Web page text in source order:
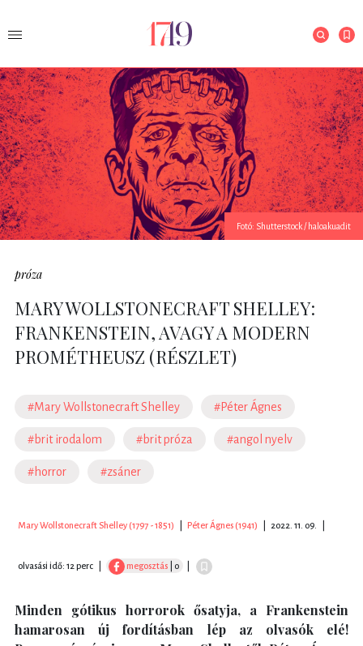
Fotó: Shutterstock / haloakuadit
próza
MARY WOLLSTONECRAFT SHELLEY:
FRANKENSTEIN, AVAGY A MODERN
PROMÉTHEUSZ (RÉSZLET)
#Mary Wollstonecraft Shelley #Péter Ágnes
#brit irodalom #brit próza #angol nyelv
#horror #zsáner
Mary Wollstonecraft Shelley (1797 - 1851) Péter Ágnes (1941) 2022. 11. 09.
olvasási idő: 12 perc megosztás | 0
Minden gótikus horrorok ősatyja, a Frankenstein
hamarosan új fordításban lép az olvasók elé!